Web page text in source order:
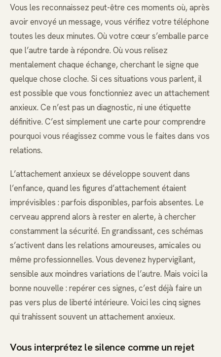
Vous les reconnaissez peut-être ces moments où, après
avoir envoyé un message, vous vérifiez votre téléphone
toutes les deux minutes. Où votre cœur s’emballe parce
que l’autre tarde à répondre. Où vous relisez
mentalement chaque échange, cherchant le signe que
quelque chose cloche. Si ces situations vous parlent, il
est possible que vous fonctionniez avec un attachement
anxieux. Ce n’est pas un diagnostic, ni une étiquette
définitive. C’est simplement une carte pour comprendre
pourquoi vous réagissez comme vous le faites dans vos
relations.
L’attachement anxieux se développe souvent dans
l’enfance, quand les figures d’attachement étaient
imprévisibles : parfois disponibles, parfois absentes. Le
cerveau apprend alors à rester en alerte, à chercher
constamment la sécurité. En grandissant, ces schémas
s’activent dans les relations amoureuses, amicales ou
même professionnelles. Vous devenez hypervigilant,
sensible aux moindres variations de l’autre. Mais voici la
bonne nouvelle : repérer ces signes, c’est déjà faire un
pas vers plus de liberté intérieure. Voici les cinq signes
qui trahissent souvent un attachement anxieux.
Vous interprétez le silence comme un rejet